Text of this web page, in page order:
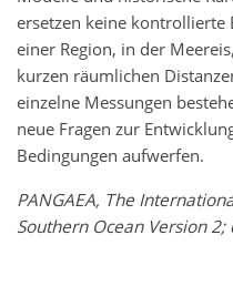
ersetzen keine kontrollierte
einer Region, in der
kurzen räumlichen
einzelne Messungen
neue Fragen zur
Bedingungen aufwerfen.
PANGAEA, The
Southern Ocean Version